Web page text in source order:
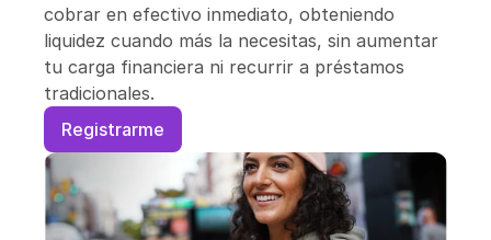
cobrar en efectivo inmediato, obteniendo
liquidez cuando más la necesitas, sin aumentar
tu carga financiera ni recurrir a préstamos
tradicionales.
Registrarme